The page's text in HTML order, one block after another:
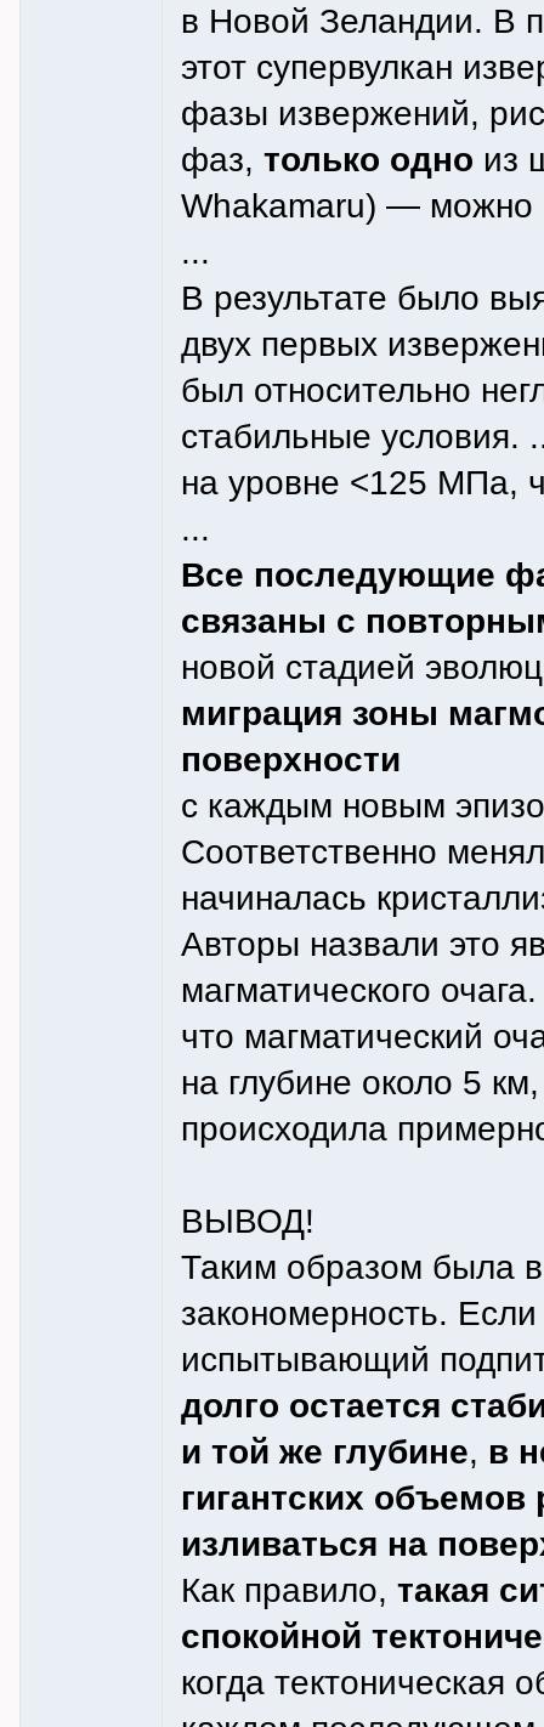
в Новой Зеландии. В
этот супервулкан
фазы извержений,
фаз, только одно из
Whakamaru) — можно
...
В результате было
двух первых
был относительно
стабильные условия.
на уровне <125 MПа,
...
Все последующие
связаны с
новой стадией
миграция зоны
поверхности
с каждым новым
Соответственно
начиналась
Авторы назвали это
магматического
что магматический
на глубине около 5
происходила
ВЫВОД!
Таким образом была
закономерность.
испытывающий
долго остается
и той же глубине, в
гигантских объемов
изливаться на
Как правило, такая
спокойной
когда тектоническая